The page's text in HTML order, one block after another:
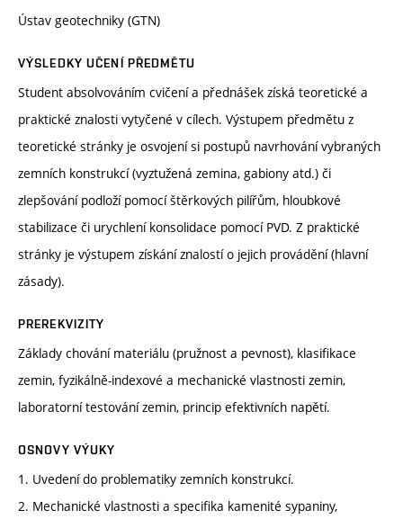
Ústav geotechniky (GTN)
VÝSLEDKY UČENÍ PŘEDMĚTU
Student absolvováním cvičení a přednášek získá teoretické a
praktické znalosti vytyčené v cílech. Výstupem předmětu z
teoretické stránky je osvojení si postupů navrhování vybraných
zemních konstrukcí (vyztužená zemina, gabiony atd.) či
zlepšování podloží pomocí štěrkových pilířům, hloubkové
stabilizace či urychlení konsolidace pomocí PVD. Z praktické
stránky je výstupem získání znalostí o jejich provádění (hlavní
zásady).
PREREKVIZITY
Základy chování materiálu (pružnost a pevnost), klasifikace
zemin, fyzikálně-indexové a mechanické vlastnosti zemin,
laboratorní testování zemin, princip efektivních napětí.
OSNOVY VÝUKY
1. Uvedení do problematiky zemních konstrukcí.
2. Mechanické vlastnosti a specifika kamenité sypaniny,